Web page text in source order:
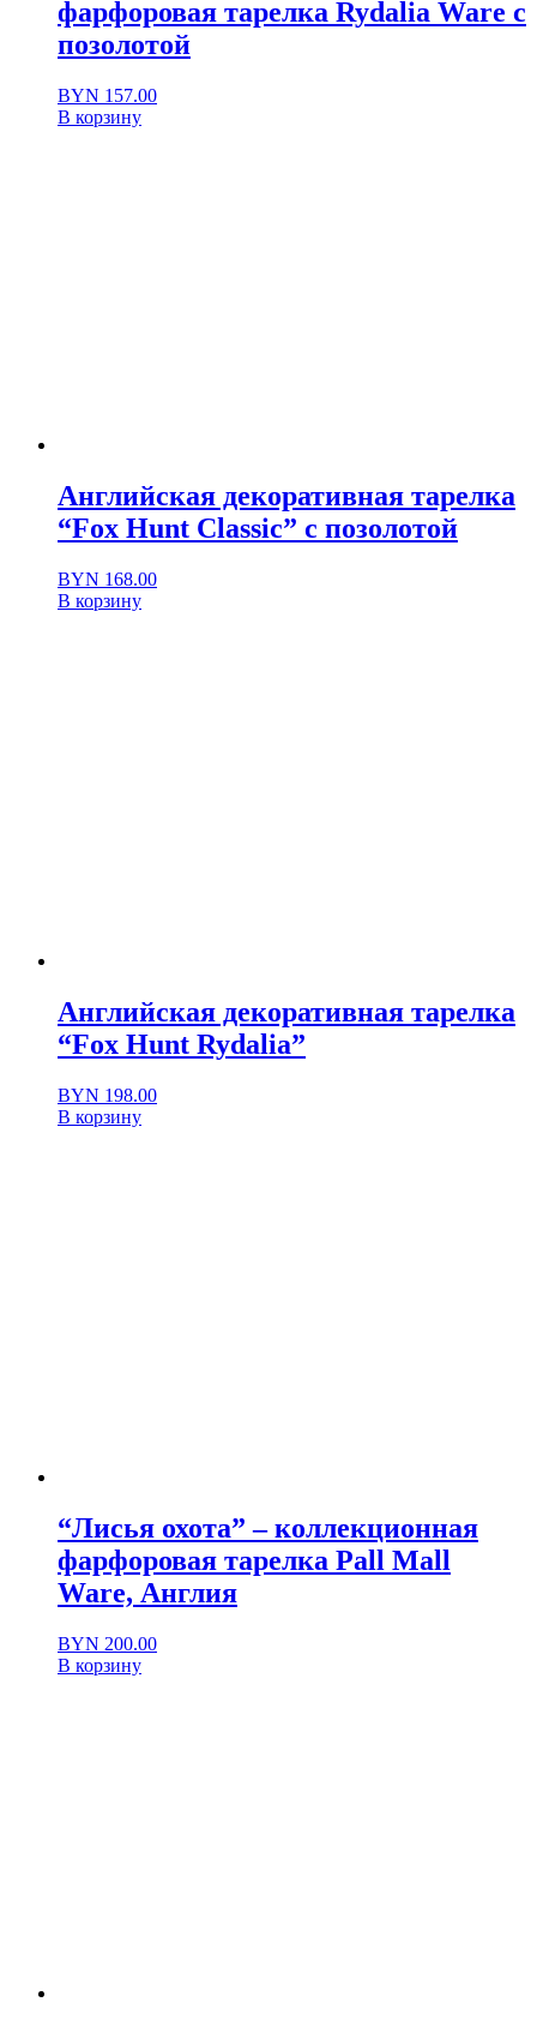
фарфоровая тарелка Rydalia Ware с
позолотой
BYN 157.00
В корзину
Английская декоративная тарелка
“Fox Hunt Classic” с позолотой
BYN 168.00
В корзину
Английская декоративная тарелка
“Fox Hunt Rydalia”
BYN 198.00
В корзину
“Лисья охота” – коллекционная
фарфоровая тарелка Pall Mall
Ware, Англия
BYN 200.00
В корзину